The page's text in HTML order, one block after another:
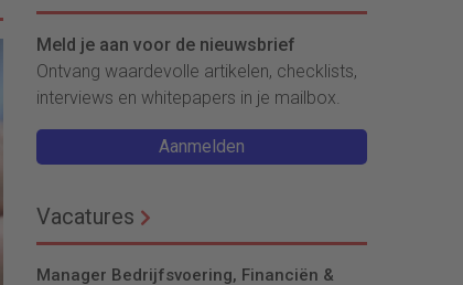
Meld je aan voor de nieuwsbrief
Ontvang waardevolle artikelen, checklists,
interviews en whitepapers in je mailbox.
Aanmelden
Vacatures
Manager Bedrijfsvoering, Financiën &